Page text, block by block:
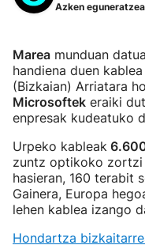
Azken eguneratzea
Marea munduan
handiena duen
(Bizkaian) Arriatara
Microsoftek eraiki
enpresak kudeatuko
Urpeko kableak
zuntz optikoko zortzi
hasieran, 160 terabit
Gainera, Europa
lehen kablea izango
Hondartza